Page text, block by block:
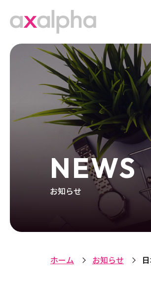
NEWS
お知らせ
ホーム お知らせ